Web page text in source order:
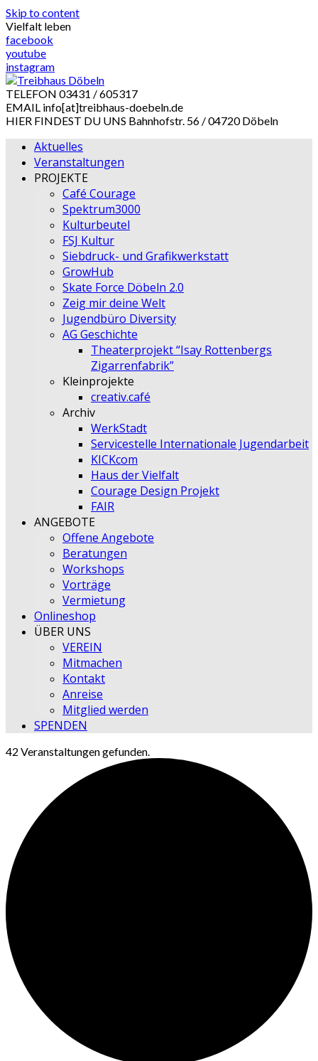
Skip to content
Vielfalt leben
facebook
youtube
instagram
TELEFON 03431 / 605317
EMAIL info[at]treibhaus-doebeln.de
HIER FINDEST DU UNS Bahnhofstr. 56 / 04720 Döbeln
Aktuelles
Veranstaltungen
PROJEKTE
Café Courage
Spektrum3000
Kulturbeutel
FSJ Kultur
Siebdruck- und Grafikwerkstatt
GrowHub
Skate Force Döbeln 2.0
Zeig mir deine Welt
Jugendbüro Diversity
AG Geschichte
Theaterprojekt “Isay Rottenbergs
Zigarrenfabrik”
Kleinprojekte
creativ.café
Archiv
WerkStadt
Servicestelle Internationale Jugendarbeit
KICKcom
Haus der Vielfalt
Courage Design Projekt
FAIR
ANGEBOTE
Offene Angebote
Beratungen
Workshops
Vorträge
Vermietung
Onlineshop
ÜBER UNS
VEREIN
Mitmachen
Kontakt
Anreise
Mitglied werden
SPENDEN
42 Veranstaltungen gefunden.